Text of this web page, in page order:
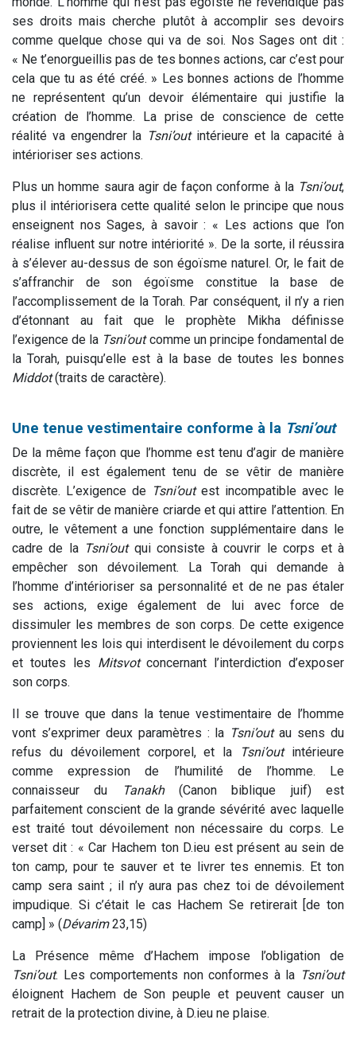
ses droits mais cherche plutôt à accomplir ses devoirs
comme quelque chose qui va de soi. Nos Sages ont dit :
« Ne t’enorgueillis pas de tes bonnes actions, car c’est pour
cela que tu as été créé. » Les bonnes actions de l’homme
ne représentent qu’un devoir élémentaire qui justifie la
création de l’homme. La prise de conscience de cette
réalité va engendrer la Tsni’outintérieure et la capacité à
intérioriser ses actions.
Plus un homme saura agir de façon conforme à la Tsni’out,
plus il intériorisera cette qualité selon le principe que nous
enseignent nos Sages, à savoir : « Les actions que l’on
réalise influent sur notre intériorité ». De la sorte, il réussira
à s’élever au-dessus de son égoïsme naturel. Or, le fait de
s’affranchir de son égoïsme constitue la base de
l’accomplissement de la Torah. Par conséquent, il n’y a rien
d’étonnant au fait que le prophète Mikha définisse
l’exigence de la Tsni’outcomme un principe fondamental de
la Torah, puisqu’elle est à la base de toutes les bonnes
Middot(traits de caractère).
Une tenue vestimentaire conforme à la Tsni’out
De la même façon que l’homme est tenu d’agir de manière
discrète, il est également tenu de se vêtir de manière
discrète. L’exigence de Tsni’out est incompatible avec le
fait de se vêtir de manière criarde et qui attire l’attention. En
outre, le vêtement a une fonction supplémentaire dans le
cadre de la Tsni’outqui consiste à couvrir le corps et à
empêcher son dévoilement. La Torah qui demande à
l’homme d’intérioriser sa personnalité et de ne pas étaler
ses actions, exige également de lui avec force de
dissimuler les membres de son corps. De cette exigence
proviennent les lois qui interdisent le dévoilement du corps
et toutes les Mitsvotconcernant l’interdiction d’exposer
son corps.
Il se trouve que dans la tenue vestimentaire de l’homme
vont s’exprimer deux paramètres : la Tsni’outau sens du
refus du dévoilement corporel, et la
Tsni’outintérieure
comme expression de l’humilité de l’homme. Le
connaisseur du
Tanakh(Canon biblique juif) est
parfaitement conscient de la grande sévérité avec laquelle
est traité tout dévoilement non nécessaire du corps. Le
verset dit : « Car Hachem ton D.ieu est présent au sein de
ton camp, pour te sauver et te livrer tes ennemis. Et ton
camp sera saint ; il n’y aura pas chez toi de dévoilement
impudique. Si c’était le cas Hachem Se retirerait [de ton
camp] » (Dévarim23,15)
La Présence même d’Hachem impose l’obligation de
Tsni’out. Les comportements non conformes à la Tsni’out
éloignent Hachem de Son peuple et peuvent causer un
retrait de la protection divine, à D.ieu ne plaise.